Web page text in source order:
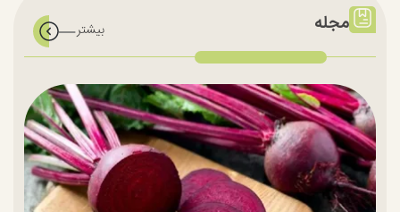
مجله